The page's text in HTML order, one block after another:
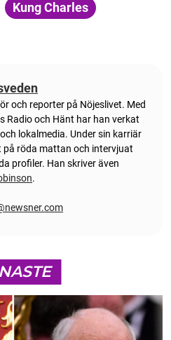
Kung Charles
och reporter på Nöjeslivet. Med
Radio och Hänt har han verkat
lokalmedia. Under sin karriär
på röda mattan och intervjuat
profiler. Han skriver även
.